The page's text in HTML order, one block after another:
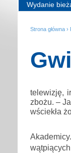
Wydanie
Strona główna ›
telewizję,
zbożu. –
wściekła
I